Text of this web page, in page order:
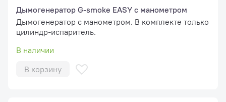
Дымогенератор G-smoke EASY с манометром
Дымогенератор с манометром. В комплекте только
цилиндр-испаритель.
В наличии
В корзину